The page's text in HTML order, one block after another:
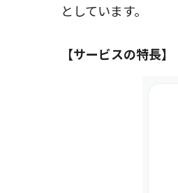
としています。
【サービスの特長】